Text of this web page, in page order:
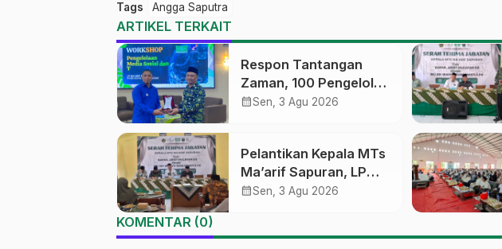
Tags Angga Saputra
ARTIKEL TERKAIT
Respon Tantangan
Zaman, 100 Pengelola
Medsos Sekolah
Digital
calendar_monthSen, 3 Agu 2026
Pelantikan Kepala MTs
Ma’arif Sapuran, LP
Ma’arif NU Wonosobo
calendar_monthSen, 3 Agu 2026
KOMENTAR (0)